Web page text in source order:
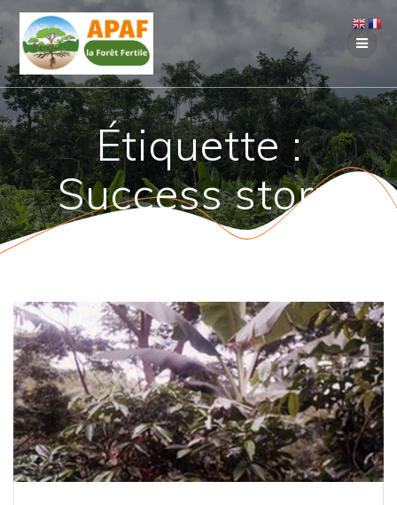
Étiquette :
Success story